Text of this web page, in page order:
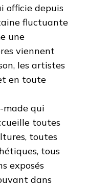
officie depuis
fluctuante
une
viennent
les artistes
en toute
made qui
toutes
toutes
tous
exposés
dans